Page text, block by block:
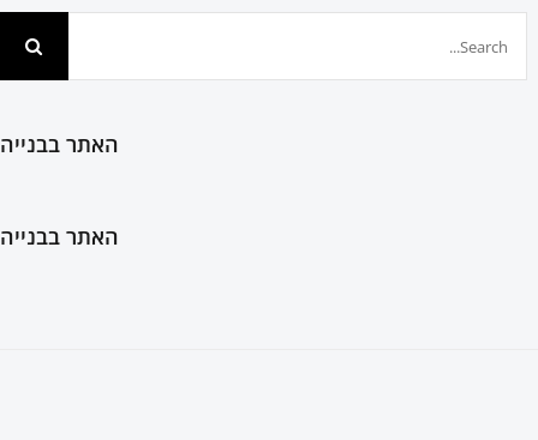
האתר בבנייה
האתר בבנייה